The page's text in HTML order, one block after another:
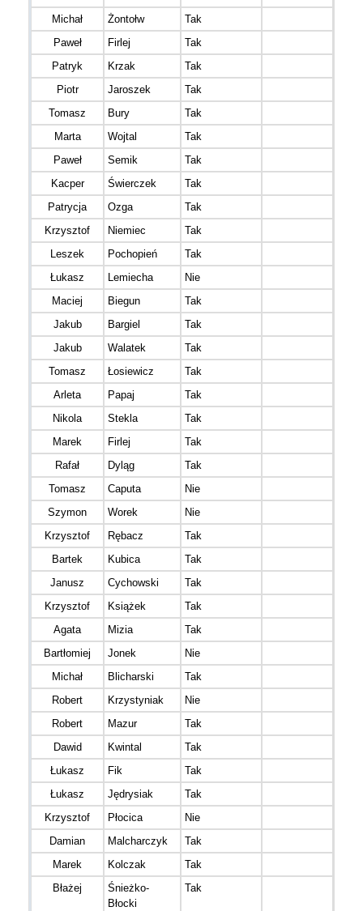
Michał
Żontołw Tak
Paweł
Firlej Tak
Patryk
Krzak Tak
Piotr
Jaroszek Tak
Tomasz
Bury Tak
Marta
Wojtal Tak
Paweł
Semik Tak
Kacper
Świerczek Tak
Patrycja
Ozga Tak
Krzysztof
Niemiec Tak
Leszek
Pochopień Tak
Łukasz
Lemiecha Nie
Maciej
Biegun Tak
Jakub
Bargiel Tak
Jakub
Walatek Tak
Tomasz
Łosiewicz Tak
Arleta
Papaj Tak
Nikola
Stekla Tak
Marek
Firlej Tak
Rafał
Dyląg Tak
Tomasz
Caputa Nie
Szymon
Worek Nie
Krzysztof
Rębacz Tak
Bartek
Kubica Tak
Janusz
Cychowski Tak
Krzysztof
Książek Tak
Agata
Mizia Tak
Bartłomiej
Jonek Nie
Michał
Blicharski Tak
Robert
Krzystyniak Nie
Robert
Mazur Tak
Dawid
Kwintal Tak
Łukasz
Fik Tak
Łukasz
Jędrysiak Tak
Krzysztof
Płocica Nie
Damian
Malcharczyk Tak
Marek
Kolczak Tak
Błażej
Śnieżko-
Błocki
Tak